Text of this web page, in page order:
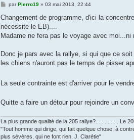
M
s
a
g
parPierro19» 03 mai 2013, 22:44
Changement de programme, d'ici la
nécessite le EB)....
Madame ne fera pas le voyage avec moi...ni
Donc je pars avec la rallye, si qui que ce
les chiens n'auront pas le temps de pisser
La seule contrainte est d'arriver pour le
Quitte a faire un détour pour rejoindre un
La plus grande qualité de la 205 rallye?................Le
"Tout homme qui dirige, qui fait quelque chose, à
plus sévères, qui ne font rien. J. Clarétie"